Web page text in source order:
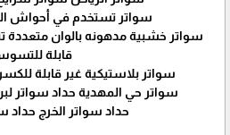
سواتر تستخدم في أحواش
سواتر خشبية مدهونه بالوان متعددة
قابلة
سواتر بلاستيكية غير قابلة
سواتر حي المهدية حداد سواتر
حداد سواتر الخرج حداد